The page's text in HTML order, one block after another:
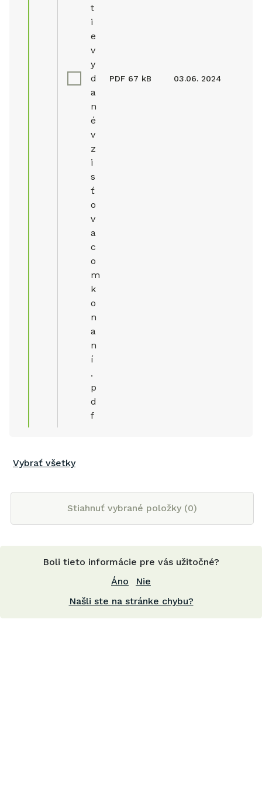
t
i
e
v
y
d
a
n
é
v
z
i
s
ť
o
v
a
c
o
m
k
o
n
a
n
í
.
p
d
f
PDF 67 kB 03.06. 2024
Vybrať všetky
Stiahnuť vybrané položky (0)
Boli tieto informácie pre vás užitočné?
Áno
Nie
Našli ste na stránke chybu?